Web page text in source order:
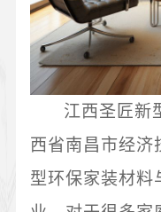
江西圣匠新
西省南昌市经济
型环保家装材料